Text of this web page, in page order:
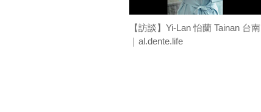
【訪談】Yi-Lan 怡蘭 Tainan 台南
｜al.dente.life